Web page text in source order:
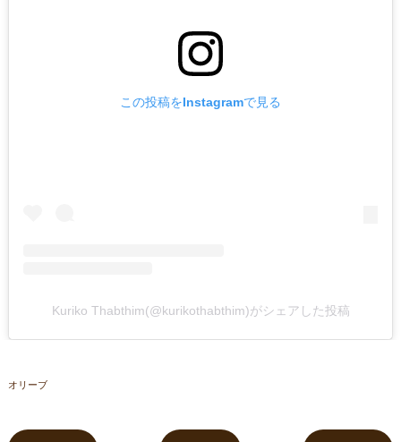
この投稿をInstagramで見る
Kuriko Thabthim(@kurikothabthim)がシェアした投稿
オリーブ